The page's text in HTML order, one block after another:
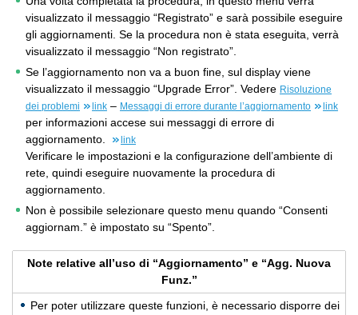
visualizzato il messaggio “Registrato” e sarà possibile eseguire
gli aggiornamenti. Se la procedura non è stata eseguita, verrà
visualizzato il messaggio “Non registrato”.
Se l’aggiornamento non va a buon fine, sul display viene
visualizzato il messaggio “Upgrade Error”. Vedere Risoluzione
dei problemi
link – Messaggi di errore durante l’aggiornamento link
per informazioni accese sui messaggi di errore di
aggiornamento.
link
Verificare le impostazioni e la configurazione dell’ambiente di
rete, quindi eseguire nuovamente la procedura di
aggiornamento.
Non è possibile selezionare questo menu quando “Consenti
aggiornam.” è impostato su “Spento”.
Note relative all’uso di “Aggiornamento” e “Agg. Nuova
Funz.”
Per poter uti­liz­za­re que­ste fun­zio­ni, è ne­ces­sa­rio di­spor­re dei